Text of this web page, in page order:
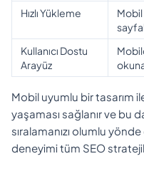
Hızlı Yükleme
Mobil
Kullanıcı Dostu
Arayüz
Mobil uyumlu bir tasarım
yaşaması sağlanır ve bu
sıralamanızı olumlu
deneyimi tüm SEO